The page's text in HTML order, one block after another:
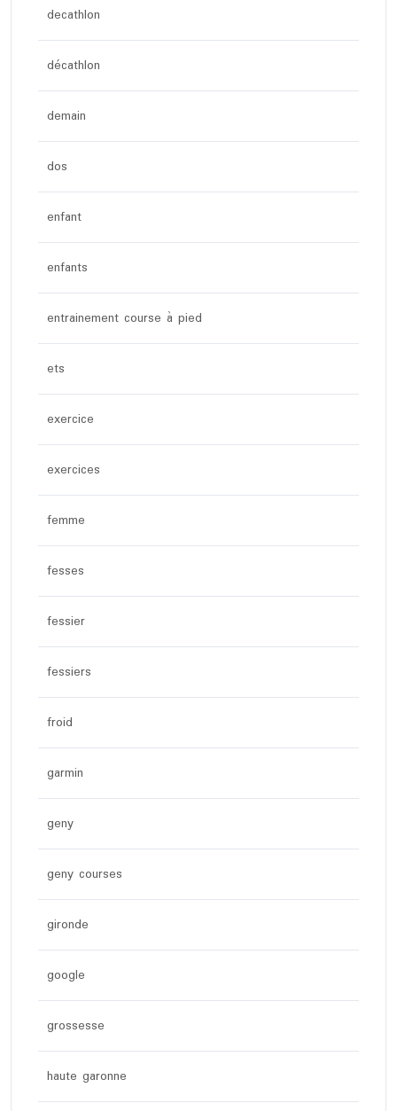
decathlon
décathlon
demain
dos
enfant
enfants
entrainement course à pied
ets
exercice
exercices
femme
fesses
fessier
fessiers
froid
garmin
geny
geny courses
gironde
google
grossesse
haute garonne